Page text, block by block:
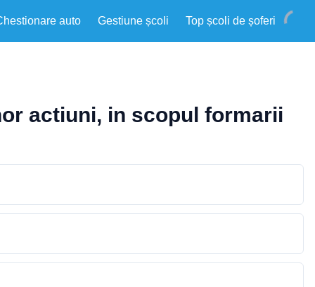
auto Gestiune școli Top școli de șoferi
actiuni, in scopul formarii